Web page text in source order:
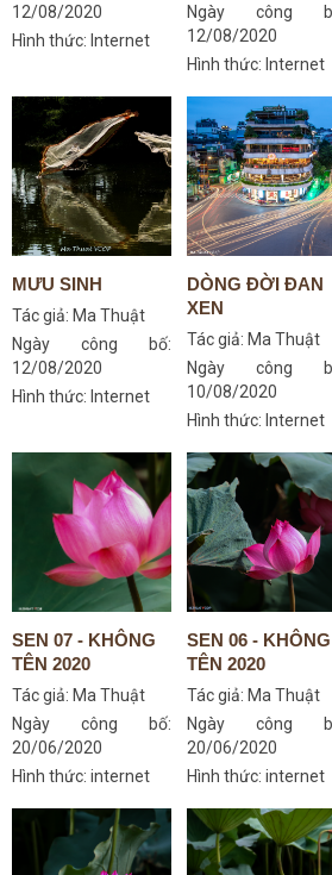
12/08/2020
Hình thức: Internet
Ngày công
12/08/2020
Hình thức: Internet
MƯU SINH
Tác giả: Ma Thuật
Ngày công bố:
12/08/2020
Hình thức: Internet
DÒNG ĐỜI ĐAN
XEN
Tác giả: Ma Thuật
Ngày công
10/08/2020
Hình thức: Internet
SEN 07 - KHÔNG
TÊN 2020
Tác giả: Ma Thuật
Ngày công bố:
20/06/2020
Hình thức: internet
SEN 06 - KHÔNG
TÊN 2020
Tác giả: Ma Thuật
Ngày công
20/06/2020
Hình thức: internet